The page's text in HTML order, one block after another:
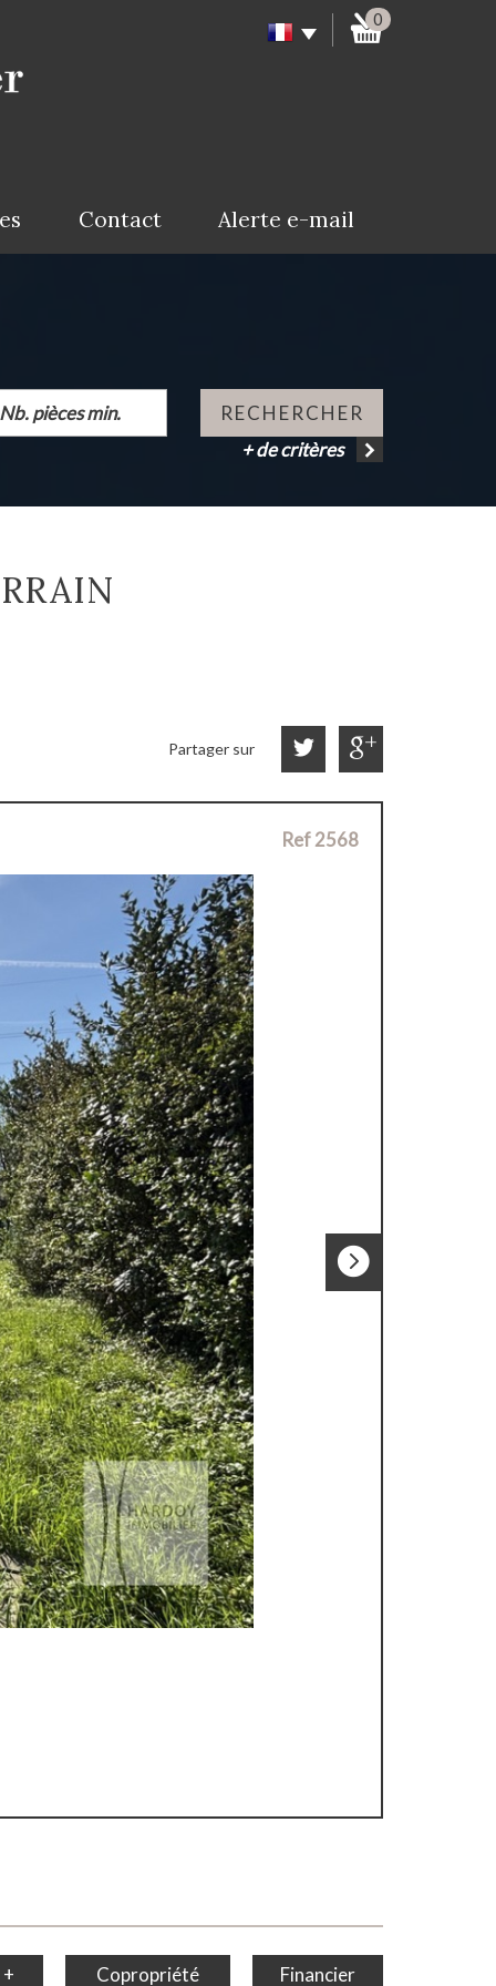
0
Contact Alerte e-mail
RECHERCHER
+ de critères
Partager sur
Ref 2568
Copropriété Financier